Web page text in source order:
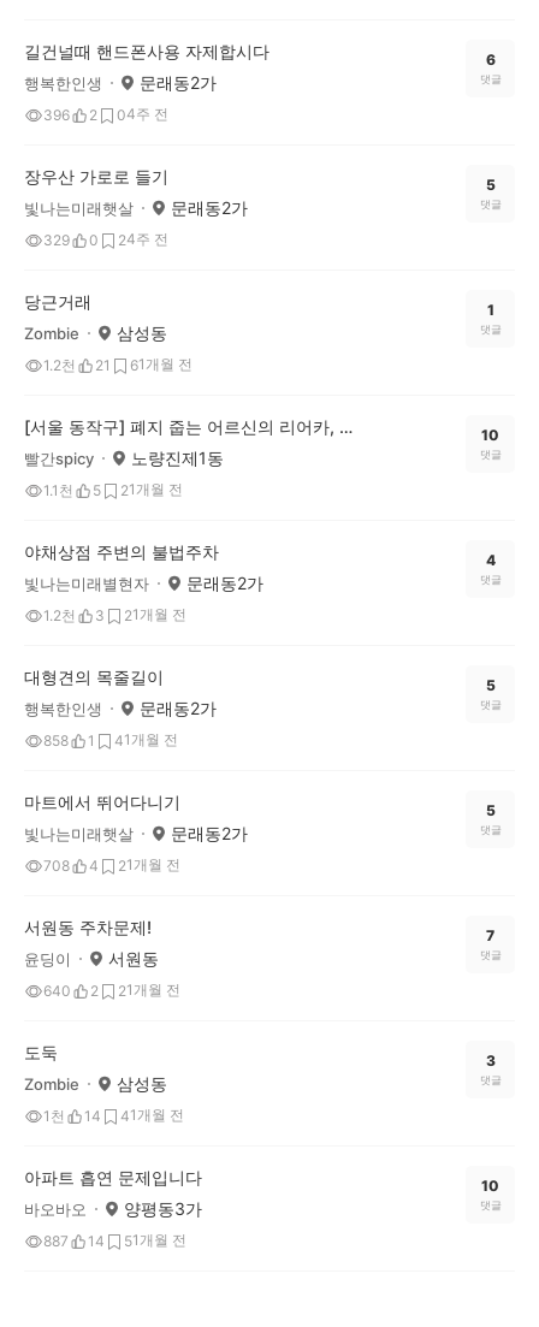
길건널때 핸드폰사용 자제합시다
행복한인생 문래동2가
396 2 04주 전
6
댓글
장우산 가로로 들기
빛나는미래햇살 문래동2가
329 0 24주 전
5
댓글
당근거래
Zombie 삼성동
1.2천 21 61개월 전
1
댓글
[서울 동작구] 폐지 줍는 어르신의 리어카, 도로 위 이동 이대로 괜찮은걸까요?
빨간spicy 노량진제1동
1.1천 5 21개월 전
10
댓글
야채상점 주변의 불법주차
빛나는미래별현자 문래동2가
1.2천 3 21개월 전
4
댓글
대형견의 목줄길이
행복한인생 문래동2가
858 1 41개월 전
5
댓글
마트에서 뛰어다니기
빛나는미래햇살 문래동2가
708 4 21개월 전
5
댓글
서원동 주차문제!
윤딩이 서원동
640 2 21개월 전
7
댓글
도둑
Zombie 삼성동
1천 14 41개월 전
3
댓글
아파트 흡연 문제입니다
바오바오 양평동3가
887 14 51개월 전
10
댓글